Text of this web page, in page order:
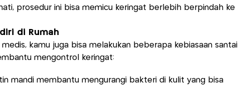
prosedur ini bisa memicu keringat berlebih berpindah ke
di Rumah
medis, kamu juga bisa melakukan beberapa kebiasaan santai
mengontrol keringat:
mandi membantu mengurangi bakteri di kulit yang bisa